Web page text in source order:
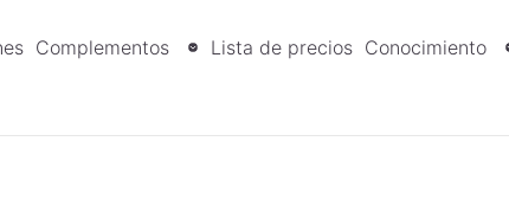
Complementos Lista de precios Conocimiento